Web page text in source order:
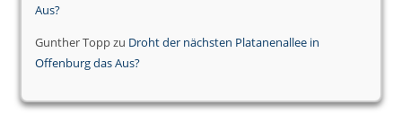
Aus?
Gunther Toppzu Droht der nächsten Platanenallee in
Offenburg das Aus?